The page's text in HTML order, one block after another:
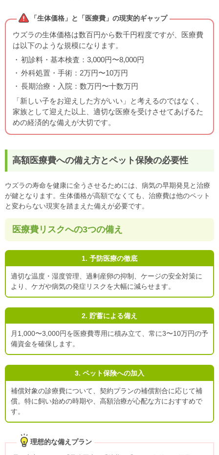
「生体価格」と「医療費」の現実的ギャップ
ウズラの生体価格は数百円から数千円程度ですが、医療費
は以下のような規模になります。
初診料・基本検査：3,000円〜8,000円
外科処置・手術：2万円〜10万円
長期治療・入院：数万円〜十数万円
「新しい子をお迎えした方がいい」と考えるのではなく、
家族として迎えた以上、適切な医療を受けさせてあげるた
めの経済的な備えが大切です。
高額医療費への備え方とペット保険の必要性
ウズラの寿命を健康に全うさせるためには、病気の早期発見と治療
が鍵となります。生体価格が高額でなくても、治療費は他のペット
と変わらない現実を踏まえた備えが必要です。
医療費リスクへの3つの備え
1. 予防医療の徹底
適切な温度・湿度管理、過剰産卵の抑制、ケージの安全対策に
より、ケガや病気の発症リスクを大幅に減らせます。
2. 貯蓄による備え
月1,000〜3,000円を医療費専用に積み立て、常に3〜10万円の予
備資金を確保します。
3. ペット保険への加入
補償対象の診療費について、契約プランの補償割合に応じて補
償。特に飼い始めの時期や、高額治療が心配な方におすすめで
す。
理想的な備えプラン